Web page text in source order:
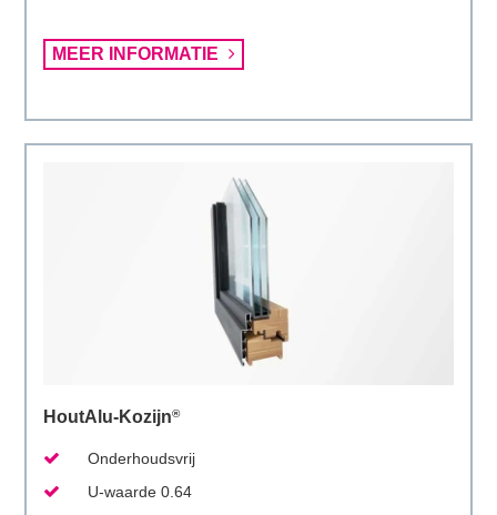
Lees
meer
Eiken-
MEER INFORMATIE
HoutAlu-Kozijn®
Onderhoudsvrij
U-waarde 0.64